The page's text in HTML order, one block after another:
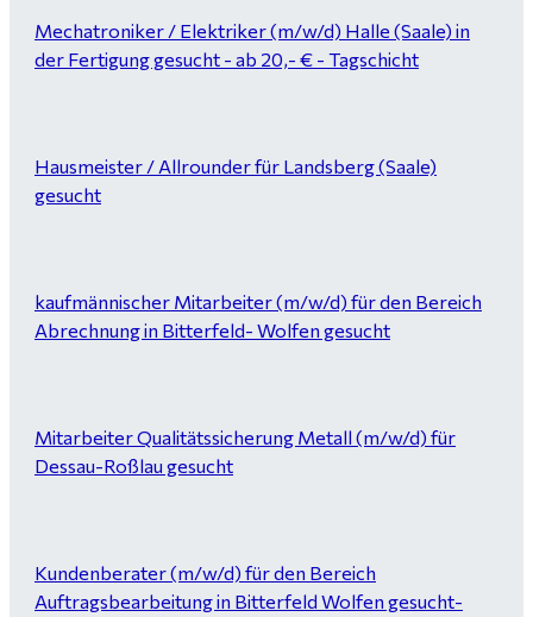
Mechatroniker / Elektriker (m/w/d) Halle (Saale) in
der Fertigung gesucht - ab 20,- € - Tagschicht
Hausmeister / Allrounder für Landsberg (Saale)
gesucht
kaufmännischer Mitarbeiter (m/w/d) für den Bereich
Abrechnung in Bitterfeld- Wolfen gesucht
Mitarbeiter Qualitätssicherung Metall (m/w/d) für
Dessau-Roßlau gesucht
Kundenberater (m/w/d) für den Bereich
Auftragsbearbeitung in Bitterfeld Wolfen gesucht-